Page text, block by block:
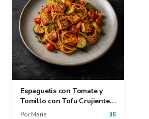
Espaguetis con Tomate y
Tomillo con Tofu Crujiente y
Verduras de Verano
Por Marie 35